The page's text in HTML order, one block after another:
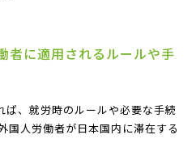
に適用されるルールや手
、就労時のルールや必要な手続
国人労働者が日本国内に滞在する